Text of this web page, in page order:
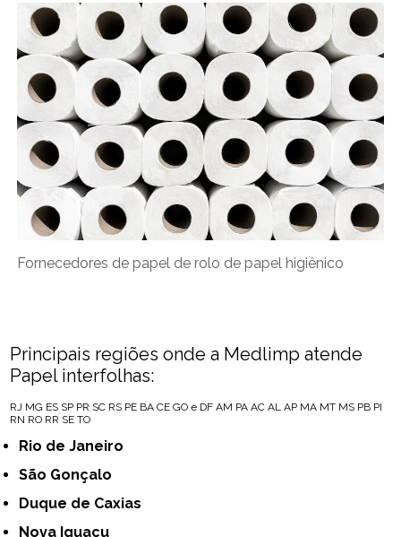
Fornecedores de papel de rolo de papel higiênico​
Principais regiões onde a Medlimp atende
Papel interfolhas:
RJ MG ES SP PR SC RS PE BA CE GO e DF AM PA AC AL AP MA MT MS PB PI
RN RO RR SE TO
Rio de Janeiro
São Gonçalo
Duque de Caxias
Nova Iguaçu